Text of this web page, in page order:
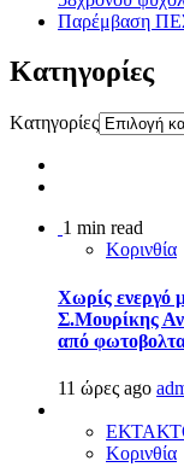
Παρέμβαση
Kατηγορίες
Kατηγορίες
1 min read
Κορινθία
Χωρίς ενεργό
Σ.Μουρίκης
από
11 ώρες ago
Κορινθία